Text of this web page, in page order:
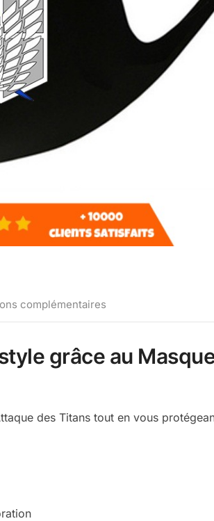
complémentaires
grâce au
des Titans tout en vous